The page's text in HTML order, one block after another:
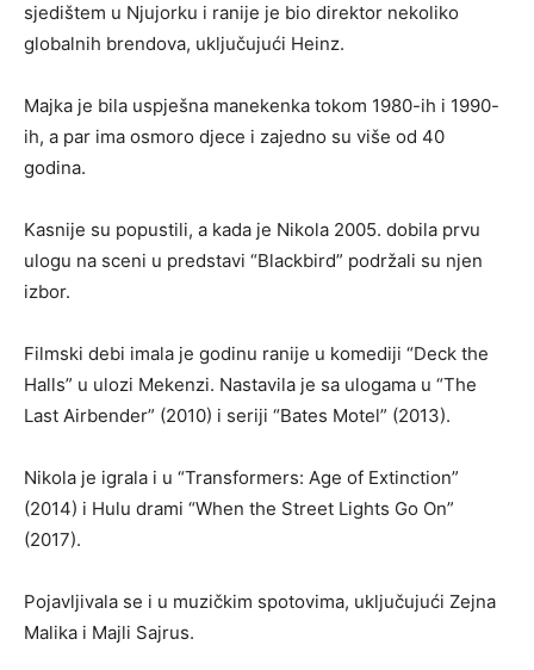
sjedištem u Njujorku i ranije je bio direktor nekoliko
globalnih brendova, uključujući Heinz.
Majka je bila uspješna manekenka tokom 1980-ih i 1990-
ih, a par ima osmoro djece i zajedno su više od 40
godina.
Kasnije su popustili, a kada je Nikola 2005. dobila prvu
ulogu na sceni u predstavi “Blackbird” podržali su njen
izbor.
Filmski debi imala je godinu ranije u komediji “Deck the
Halls” u ulozi Mekenzi. Nastavila je sa ulogama u “The
Last Airbender” (2010) i seriji “Bates Motel” (2013).
Nikola je igrala i u “Transformers: Age of Extinction”
(2014) i Hulu drami “When the Street Lights Go On”
(2017).
Pojavljivala se i u muzičkim spotovima, uključujući Zejna
Malika i Majli Sajrus.